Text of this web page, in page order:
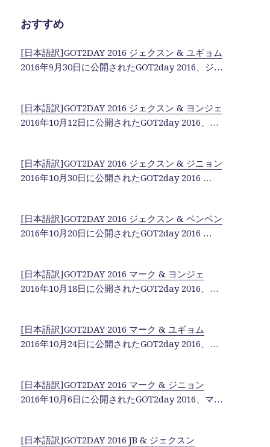
c
e
b
o
k
r a r
おすすめ
[日本語訳]GOT2DAY 2016 ジェクスン & ユギョム
2016年9月30日に公開されたGOT2day 2016、ジ…
[日本語訳]GOT2DAY 2016 ジェクスン & ヨンジェ
2016年10月12日に公開されたGOT2day 2016、…
[日本語訳]GOT2DAY 2016 ジェクスン & ジニョン
2016年10月30日に公開されたGOT2day 2016 …
[日本語訳]GOT2DAY 2016 ジェクスン & ベンベン
2016年10月20日に公開されたGOT2day 2016 …
[日本語訳]GOT2DAY 2016 マーク & ヨンジェ
2016年10月18日に公開されたGOT2day 2016、…
[日本語訳]GOT2DAY 2016 マーク & ユギョム
2016年10月24日に公開されたGOT2day 2016、…
[日本語訳]GOT2DAY 2016 マーク & ジニョン
2016年10月6日に公開されたGOT2day 2016、マ…
[日本語訳]GOT2DAY 2016 JB & ジェクスン